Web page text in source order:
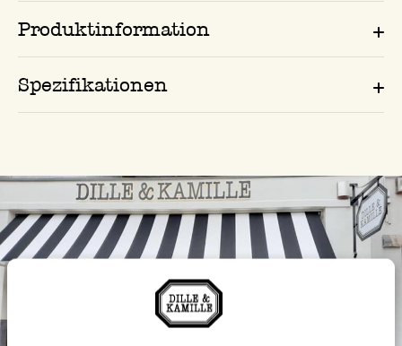
Produktinformation
Spezifikationen